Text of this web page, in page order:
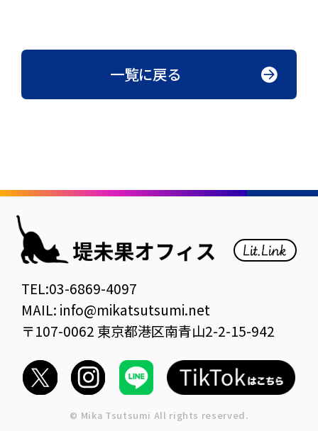
一覧に戻る
TEL:03-6869-4097
MAIL: info@mikatsutsumi.net
〒107-0062 東京都港区南青山2-2-15-942
© Mika Tsutsumi All rights reserved.